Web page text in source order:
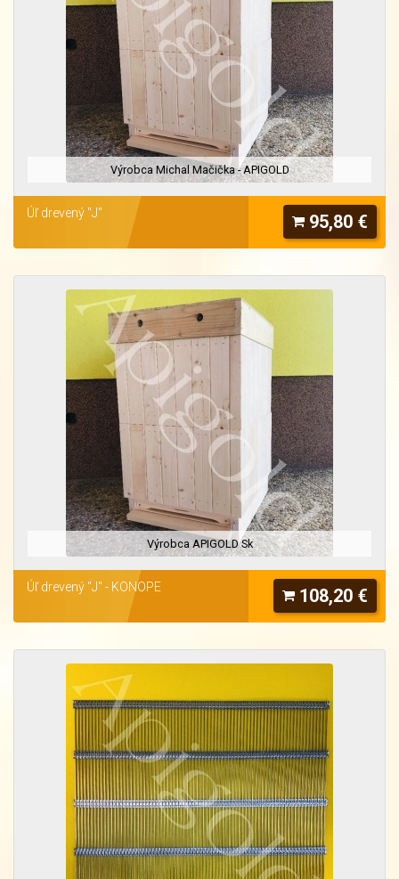
Výrobca Michal Mačička - APIGOLD
95,80 €
Úľ drevený "J"
Výrobca APIGOLD Sk
108,20 €
Úľ drevený "J" - KONOPE